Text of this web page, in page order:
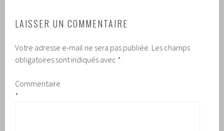
LAISSER UN COMMENTAIRE
Votre adresse e-mail ne sera pas publiée. Les champs
obligatoires sont indiqués avec *
Commentaire
*